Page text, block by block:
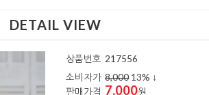
DETAIL VIEW
상품번호 217556
소비자가 8,000 13% ↓
판매가격 7,000원